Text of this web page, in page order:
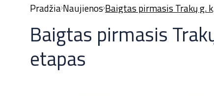
PradžiaNaujienos
Baigtas pirmasis
etapas